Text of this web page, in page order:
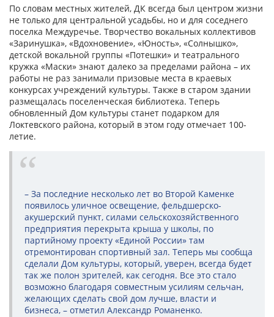
По словам местных жителей, ДК всегда был центром жизни
не только для центральной усадьбы, но и для соседнего
поселка Междуречье. Творчество вокальных коллективов
«Заринушка», «Вдохновение», «Юность», «Солнышко»,
детской вокальной группы «Потешки» и театрального
кружка «Маски» знают далеко за пределами района – их
работы не раз занимали призовые места в краевых
конкурсах учреждений культуры. Также в старом здании
размещалась поселенческая библиотека. Теперь
обновленный Дом культуры станет подарком для
Локтевского района, который в этом году отмечает 100-
летие.
– За последние несколько лет во Второй Каменке
появилось уличное освещение, фельдшерско-
акушерский пункт, силами сельскохозяйственного
предприятия перекрыта крыша у школы, по
партийному проекту «Единой России» там
отремонтирован спортивный зал. Теперь мы сообща
сделали Дом культуры, который, уверен, всегда будет
так же полон зрителей, как сегодня. Все это стало
возможно благодаря совместным усилиям сельчан,
желающих сделать свой дом лучше, власти и
бизнеса, – отметил Александр Романенко.